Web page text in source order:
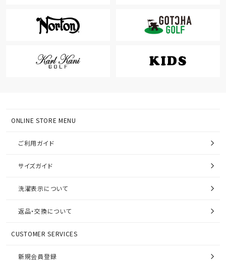
ONLINE STORE MENU
ご利用ガイド
サイズガイド
洗濯表示について
返品・交換について
CUSTOMER SERVICES
新規会員登録